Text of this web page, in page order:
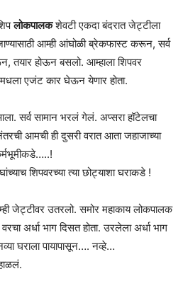
लोकपालकशेवटी एकदा बंदरात जेट्टीला
आम्ही आंघोळी ब्रेकफास्ट करून, सर्व
होऊन बसलो. आम्हाला शिपवर
मधला एजंट कार घेऊन येणार होता.
सर्व सामान भरलं गेलं. अप्सरा हॉटेलचा
आमची ही दुसरी वरात आता जहाजाच्या
शिपवरच्या त्या छोट्याशा घराकडे !
जेट्टीवर उतरलो. समोर महाकाय लोकपालक
अर्धा भाग दिसत होता. उरलेला अर्धा भाग
नव्या घराला पायापासून…. नव्हे…